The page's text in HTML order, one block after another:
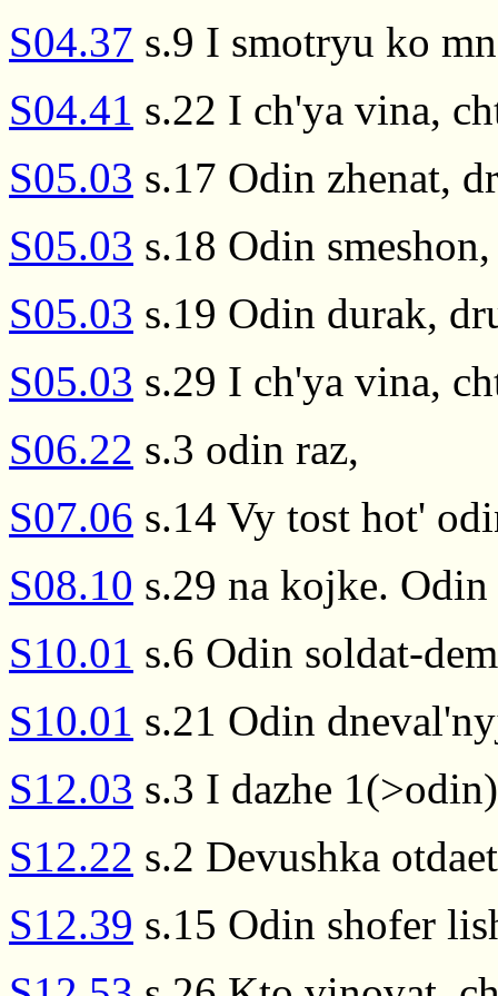
S04.37 s.9 I smotryu ko
S04.41 s.22 I ch'ya vina,
S05.03 s.17 Odin zhenat,
S05.03 s.18 Odin
S05.03 s.19 Odin durak,
S05.03 s.29 I ch'ya vina,
S06.22 s.3 odin raz,
S07.06 s.14 Vy tost hot'
S08.10 s.29 na kojke.
S10.01 s.6 Odin soldat-
S10.01 s.21 Odin
S12.03 s.3 I dazhe
S12.22 s.2 Devushka
S12.39 s.15 Odin shofer